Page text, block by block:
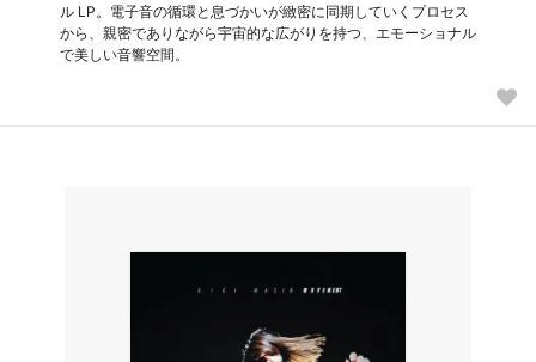
ル LP。電子音の循環と息づかいが緻密に同期していくプロセス
から、親密でありながら宇宙的な広がりを持つ、エモーショナル
で美しい音響空間。